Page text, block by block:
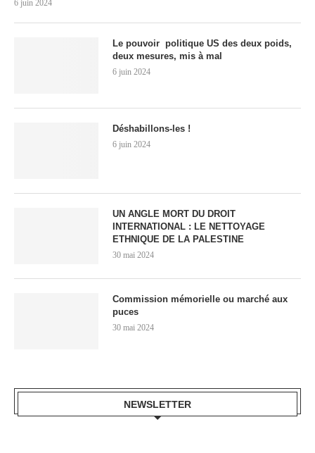
6 juin 2024
Le pouvoir politique US des deux poids,
deux mesures, mis à mal
6 juin 2024
Déshabillons-les !
6 juin 2024
UN ANGLE MORT DU DROIT
INTERNATIONAL : LE NETTOYAGE
ETHNIQUE DE LA PALESTINE
30 mai 2024
Commission mémorielle ou marché aux
puces
30 mai 2024
NEWSLETTER